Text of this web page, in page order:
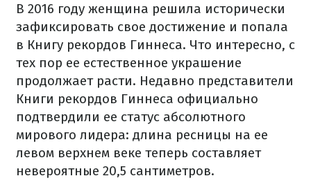
В 2016 году женщина решила исторически
зафиксировать свое достижение и попала
в Книгу рекордов Гиннеса. Что интересно, с
тех пор ее естественное украшение
продолжает расти. Недавно представители
Книги рекордов Гиннеса официально
подтвердили ее статус абсолютного
мирового лидера: длина ресницы на ее
левом верхнем веке теперь составляет
невероятные 20,5 сантиметров.